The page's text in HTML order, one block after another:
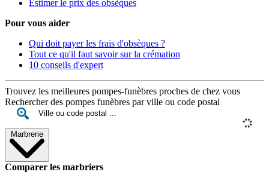
Estimer le prix des obsèques
Pour vous aider
Qui doit payer les frais d'obsèques ?
Tout ce qu'il faut savoir sur la crémation
10 conseils d'expert
Trouvez les meilleures pompes-funèbres proches de chez vous
Rechercher des pompes funèbres par ville ou code postal
Marbrerie
Comparer les marbriers